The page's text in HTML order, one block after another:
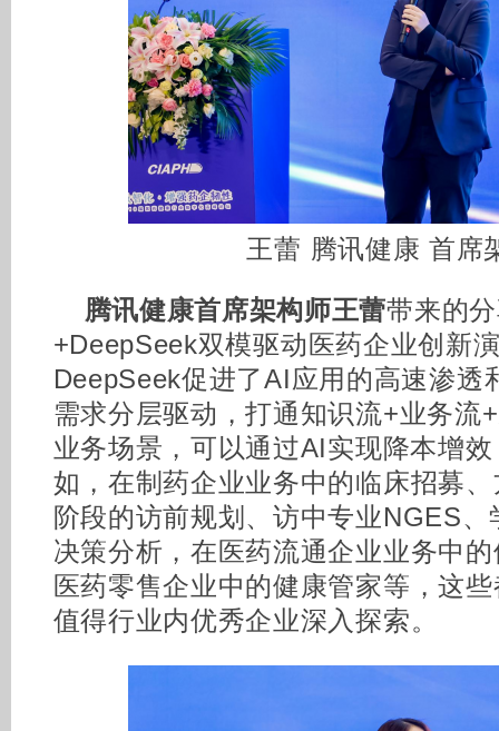
王蕾 腾讯健康 首席
腾讯健康首席架构师王蕾带来的
+DeepSeek双模驱动医药企业创新
DeepSeek促进了AI应用的高速渗透
需求分层驱动，打通知识流+业务流
业务场景，可以通过AI实现降本增
如，在制药企业业务中的临床招募
阶段的访前规划、访中专业NGES
决策分析，在医药流通企业业务中
医药零售企业中的健康管家等，这
值得行业内优秀企业深入探索。